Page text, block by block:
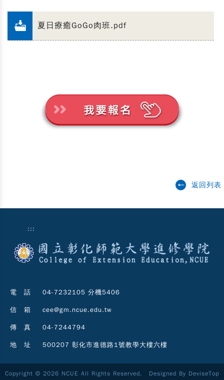
夏日療癒GoGo肉班.pdf
返回列表
:::
電 話 04-7232105 分機5406
信 箱 cee@gm.ncue.edu.tw
傳 真 04-7244794
地 址 500207 彰化市進德路1號教學大樓六樓
Copyright © 2026 NCUE All Rights Reserved. Designed By DeviseTop